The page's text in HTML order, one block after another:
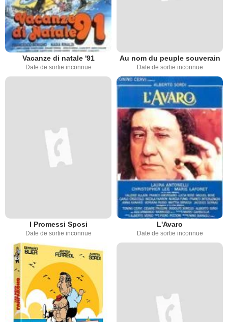
Vacanze di natale '91
Date de sortie inconnue
Au nom du peuple souverain
Date de sortie inconnue
I Promessi Sposi
Date de sortie inconnue
L'Avaro
Date de sortie inconnue